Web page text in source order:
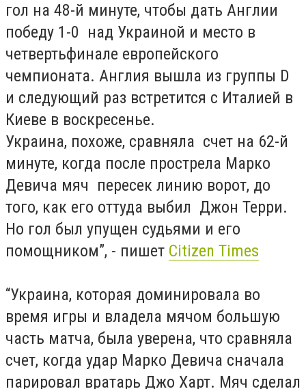
гол на 48-й минуте, чтобы дать Англии
победу 1-0 над Украиной и место в
четвертьфинале европейского
чемпионата. Англия вышла из группы D
и следующий раз встретится с Италией в
Киеве в воскресенье.
Украина, похоже, сравняла счет на 62-й
минуте, когда после прострела Марко
Девича мяч пересек линию ворот, до
того, как его оттуда выбил Джон Терри.
Но гол был упущен судьями и его
помощником”, - пишет Citizen Times
“Украина, которая доминировала во
время игры и владела мячом большую
часть матча, была уверена, что сравняла
счет, когда удар Марко Девича сначала
парировал вратарь Джо Харт. Мяч сделал